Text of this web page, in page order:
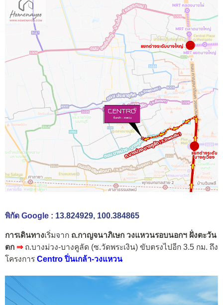
พิกัด Google : 13.824929, 100.384865
การเดินทางเริ่มจาก ถ.กาญจนาภิเษก วงแหวนรอบนอกฯ ฝั่งตะวัน
ตก ⇒ถ.บางม่วง-บางคูลัด (ซ.วัดพระเงิน) ขับตรงไปอีก 3.5 กม. ถึง
โครงการ Centro ปิ่นเกล้า-วงแหวน